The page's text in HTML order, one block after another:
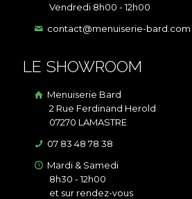
Vendredi 8h00 - 12h00
contact@menuiserie-bard.com
LE SHOWROOM
Menuiserie Bard
2 Rue Ferdinand Herold
07270 LAMASTRE
07 83 48 78 38
Mardi & Samedi
8h30 - 12h00
et sur rendez-vous